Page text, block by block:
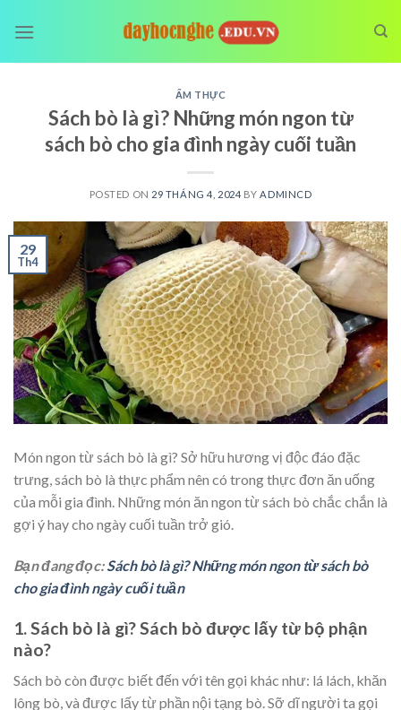
ẨM THỰC
Sách bò là gì? Những món ngon từ
sách bò cho gia đình ngày cuối tuần
POSTED ON 29 THÁNG 4, 2024 BY ADMINCD
29
Th4
Món ngon từ sách bò là gì? Sở hữu hương vị độc đáo đặc
trưng, sách bò là thực phẩm nên có trong thực đơn ăn uống
của mỗi gia đình. Những món ăn ngon từ sách bò chắc chắn là
gợi ý hay cho ngày cuối tuần trở gió.
Bạn đang đọc:Sách bò là gì? Những món ngon từ sách bò
cho gia đình ngày cuối tuần
1. Sách bò là gì? Sách bò được lấy từ bộ phận
nào?
Sách bò còn được biết đến với tên gọi khác như: lá lách, khăn
lông bò, và được lấy từ phần nội tạng bò. Sỡ dĩ người ta gọi